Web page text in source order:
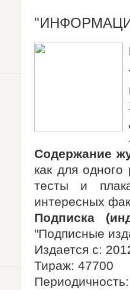
Содержание
как для
тесты и
интересных
Подписка
"Подписные
Издается с:
Тираж: 47700